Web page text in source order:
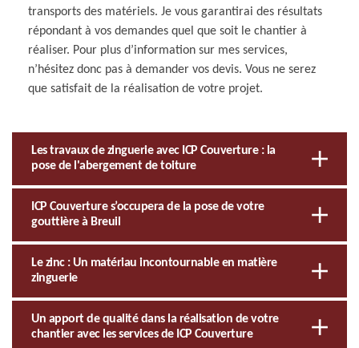
transports des matériels. Je vous garantirai des résultats
répondant à vos demandes quel que soit le chantier à
réaliser. Pour plus d’information sur mes services,
n’hésitez donc pas à demander vos devis. Vous ne serez
que satisfait de la réalisation de votre projet.
Les travaux de zinguerie avec ICP Couverture : la
pose de l'abergement de toiture
ICP Couverture s’occupera de la pose de votre
gouttière à Breuil
Le zinc : Un matériau incontournable en matière
zinguerie
Un apport de qualité dans la réalisation de votre
chantier avec les services de ICP Couverture